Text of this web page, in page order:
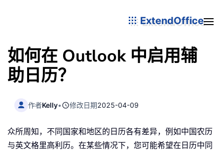
ExtendOffice
如何在 Outlook 中启用辅
助日历？
作者Kelly• 修改日期2025-04-09
众所周知，不同国家和地区的日历各有差异，例如中国农历
与英文格里高利历。在某些情况下，您可能希望在日历中同